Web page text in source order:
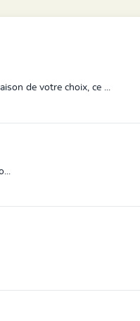
de votre choix, ce ...